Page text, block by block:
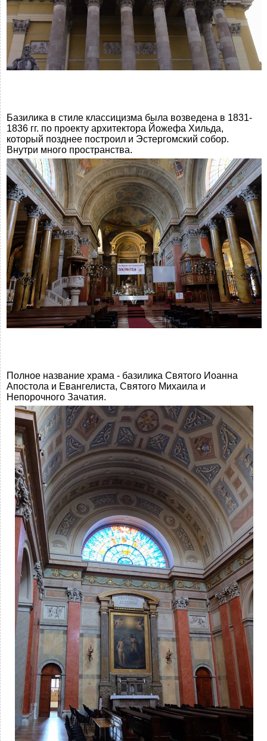
Базилика в стиле классицизма была возведена в 1831-
1836 гг. по проекту архитектора Йожефа Хильда,
который позднее построил и Эстергомский собор.
Внутри много пространства.
Полное название храма - базилика Святого Иоанна
Апостола и Евангелиста, Святого Михаила и
Непорочного Зачатия.